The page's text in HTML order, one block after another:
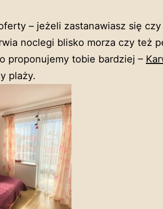
– jeżeli zastanawiasz się
noclegi blisko morza czy też
proponujemy tobie bardziej –
plaży.